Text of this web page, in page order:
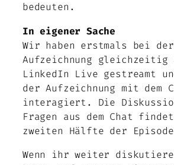
bedeuten.
In eigener Sache
Wir haben erstmals bei der
Aufzeichnung gleichzeitig
LinkedIn Live gestreamt
der Aufzeichnung mit dem
interagiert. Die
Fragen aus dem Chat
zweiten Hälfte der
Wenn ihr weiter